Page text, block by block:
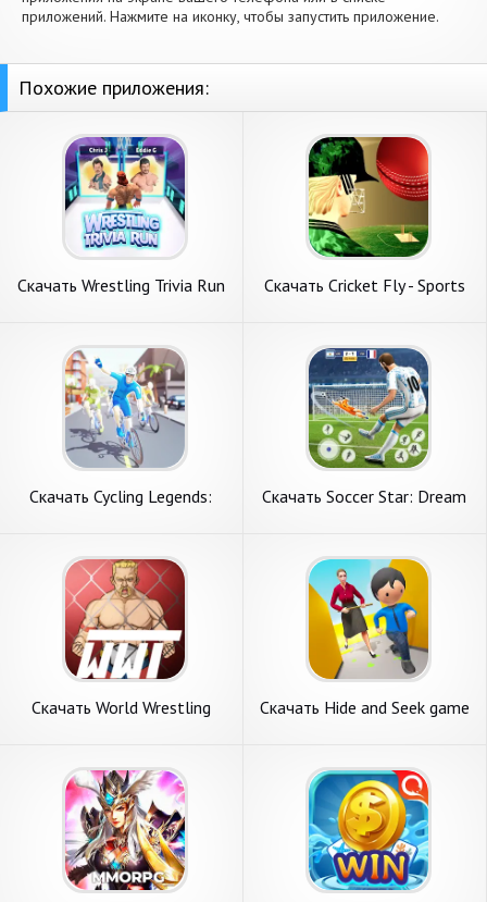
приложений. Нажмите на иконку, чтобы запустить приложение.
Похожие приложения:
Скачать Wrestling Trivia Run
Скачать Cricket Fly - Sports
Скачать Cycling Legends:
Скачать Soccer Star: Dream
на Андроид
Скачать World Wrestling
Скачать Hide and Seek game